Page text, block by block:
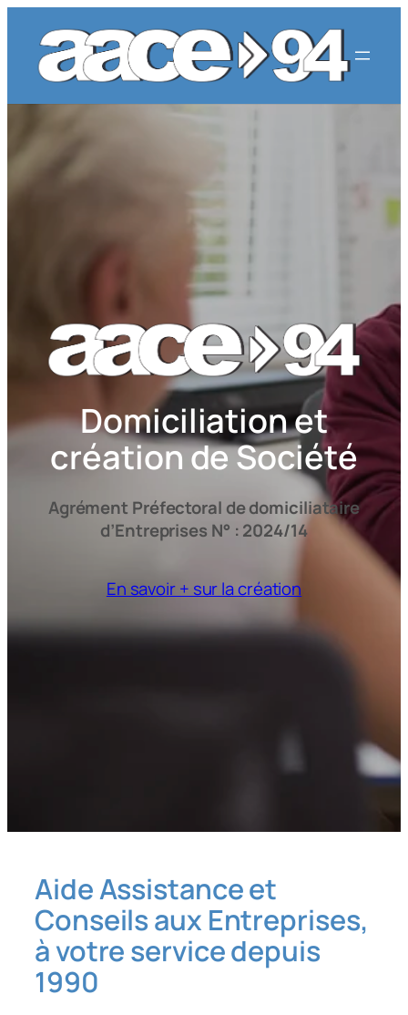
Domiciliation et
création de Société
Agrément Préfectoral de domiciliataire
d’Entreprises N° : 2024/14
En savoir + sur la création
Aide Assistance et
Conseils aux Entreprises,
à votre service depuis
1990